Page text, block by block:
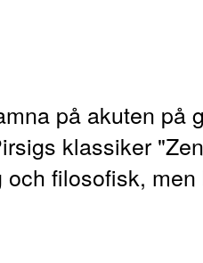
på akuten på
klassiker
filosofisk,